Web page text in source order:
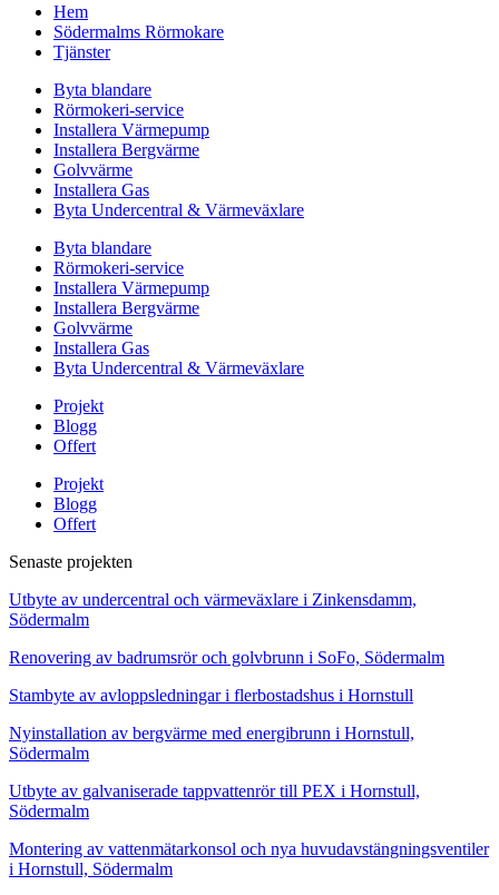
Hem
Södermalms Rörmokare
Tjänster
Byta blandare
Rörmokeri-service
Installera Värmepump
Installera Bergvärme
Golvvärme
Installera Gas
Byta Undercentral & Värmeväxlare
Byta blandare
Rörmokeri-service
Installera Värmepump
Installera Bergvärme
Golvvärme
Installera Gas
Byta Undercentral & Värmeväxlare
Projekt
Blogg
Offert
Projekt
Blogg
Offert
Senaste projekten
Utbyte av undercentral och värmeväxlare i Zinkensdamm,
Södermalm
Renovering av badrumsrör och golvbrunn i SoFo, Södermalm
Stambyte av avloppsledningar i flerbostadshus i Hornstull
Nyinstallation av bergvärme med energibrunn i Hornstull,
Södermalm
Utbyte av galvaniserade tappvattenrör till PEX i Hornstull,
Södermalm
Montering av vattenmätarkonsol och nya huvudavstängningsventiler
i Hornstull, Södermalm